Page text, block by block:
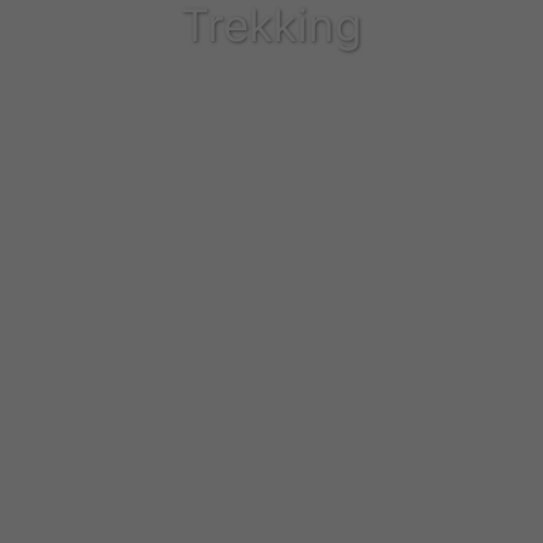
Trekking